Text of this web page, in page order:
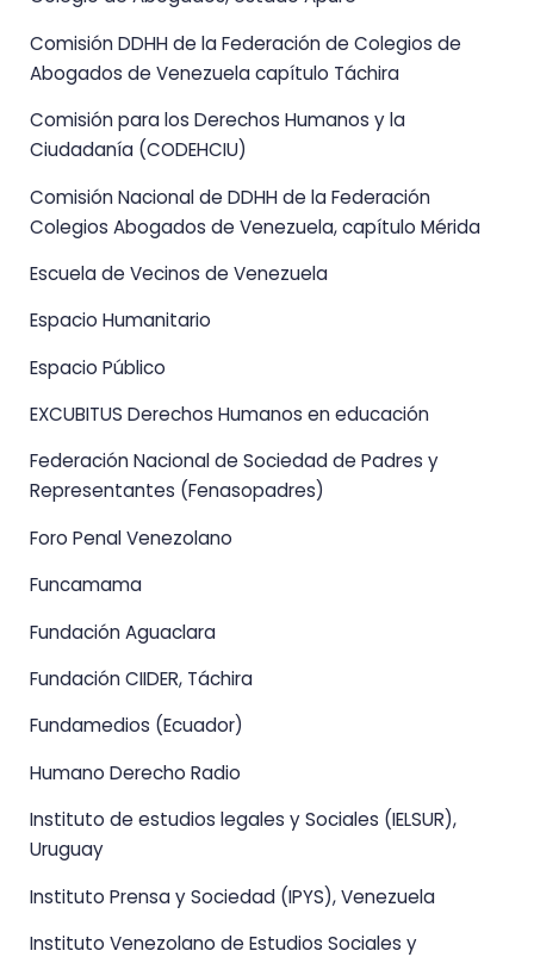
Comisión DDHH de la Federación de Colegios de
Abogados de Venezuela capítulo Táchira
Comisión para los Derechos Humanos y la
Ciudadanía (CODEHCIU)
Comisión Nacional de DDHH de la Federación
Colegios Abogados de Venezuela, capítulo Mérida
Escuela de Vecinos de Venezuela
Espacio Humanitario
Espacio Público
EXCUBITUS Derechos Humanos en educación
Federación Nacional de Sociedad de Padres y
Representantes (Fenasopadres)
Foro Penal Venezolano
Funcamama
Fundación Aguaclara
Fundación CIIDER, Táchira
Fundamedios (Ecuador)
Humano Derecho Radio
Instituto de estudios legales y Sociales (IELSUR),
Uruguay
Instituto Prensa y Sociedad (IPYS), Venezuela
Instituto Venezolano de Estudios Sociales y